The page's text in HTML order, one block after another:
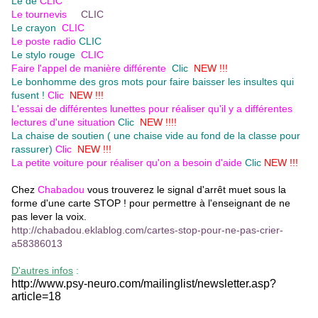
Le tournevis
CLIC
Le crayon CLIC
Le poste radio CLIC
Le stylo rouge CLIC
Faire l'appel de manière différente Clic NEW !!!
Le bonhomme des gros mots pour faire baisser les insultes qui
fusent ! Clic NEW !!!
L'essai de différentes lunettes pour réaliser qu'il y a différentes
lectures d'une situation Clic NEW !!!!
La chaise de soutien ( une chaise vide au fond de la classe pour
rassurer) Clic NEW !!!
La petite voiture pour réaliser qu'on a besoin d'aide Clic NEW !!!
Chez Chabadou vous trouverez le signal d'arrêt muet sous la
forme d'une carte STOP ! pour permettre à l'enseignant de ne
pas lever la voix.
http://chabadou.eklablog.com/cartes-stop-pour-ne-pas-crier-
a58386013
D'autres infos :
http://www.psy-neuro.com/mailinglist/newsletter.asp?
article=18